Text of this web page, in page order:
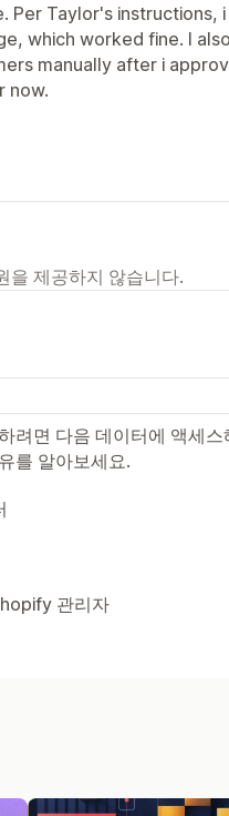
Per Taylor's instructions,
which worked fine. I
manually after i
now.
을 제공하지 않습니다.
려면 다음 데이터에 액세
를 알아보세요.
관리자